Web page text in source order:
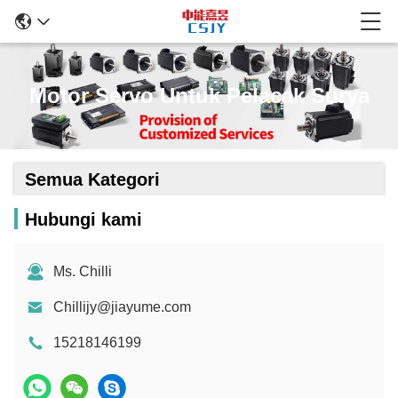
Motor Servo Untuk Pelacak Surya
Semua Kategori
Hubungi kami
Ms. Chilli
Chillijy@jiayume.com
15218146199